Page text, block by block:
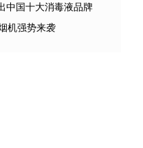
中国十大消毒液品牌
机强势来袭